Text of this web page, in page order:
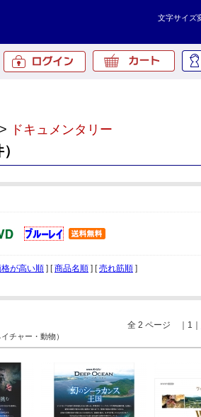
文字サイズ
> ドキュメンタリー
が高い順 ] [商品名順 ] [売れ筋順 ]
全 2 ページ ｜1｜
チャー・動物）